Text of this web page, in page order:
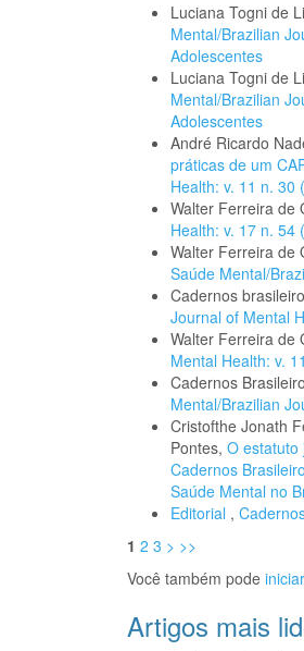
Luciana Togni de
Mental/Brazilian
Adolescentes
Luciana Togni de
Mental/Brazilian
Adolescentes
André Ricardo
práticas de um
Health: v. 11 n. 30
Walter Ferreira de
Health: v. 17 n. 54
Walter Ferreira de
Saúde Mental/
Cadernos
Journal of Mental
Walter Ferreira de
Mental Health: v.
Cadernos
Mental/Brazilian
Cristofthe Jonath
Pontes, O estatuto
Cadernos
Saúde Mental no
Editorial ,
1 2 3 > >>
Você também pode
Artigos mais